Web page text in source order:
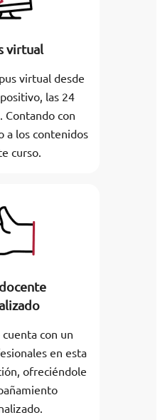
virtual
virtual desde
las 24
Contando con
a los contenidos
curso.
con un
en esta
ofreciéndole